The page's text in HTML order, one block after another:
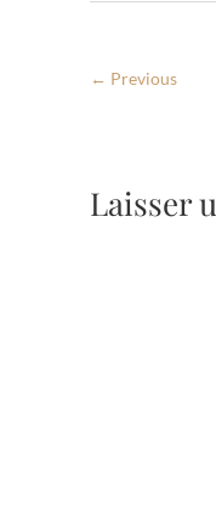
← Previous
Laisser